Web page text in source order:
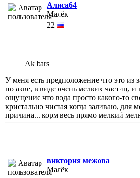
Алиса64
Малёк
22
Ak bars
У меня есть предположение что это из
по акве, в виде очень мелких частиц, и
ощущение что вода просто какого-то
кристально чистая когда заливаю, для
причина... корм весь прямо мелкий
виктория межова
Малёк